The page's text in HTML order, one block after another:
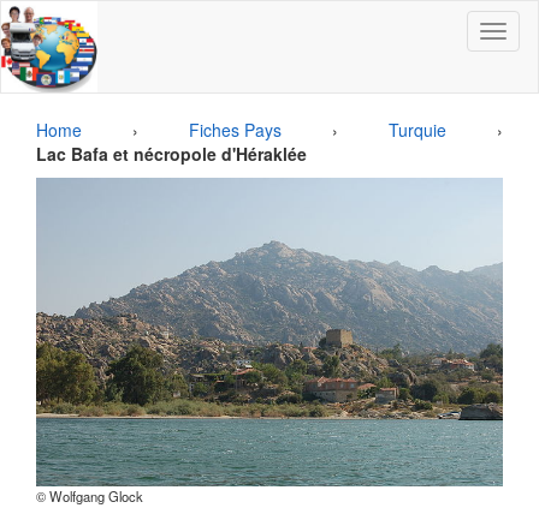
Toggle
Home › Fiches Pays › Turquie ›
Lac Bafa et nécropole d'Héraklée
© Wolfgang Glock